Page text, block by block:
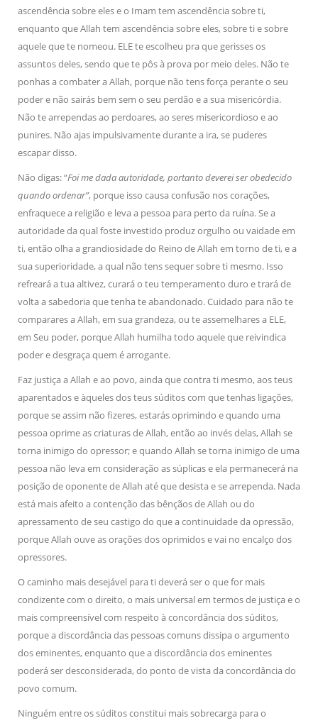
ascendência sobre eles e o Imam tem ascendência sobre ti,
enquanto que Allah tem ascendência sobre eles, sobre ti e sobre
aquele que te nomeou. ELE te escolheu pra que gerisses os
assuntos deles, sendo que te pôs à prova por meio deles. Não te
ponhas a combater a Allah, porque não tens força perante o seu
poder e não sairás bem sem o seu perdão e a sua misericórdia.
Não te arrependas ao perdoares, ao seres misericordioso e ao
punires. Não ajas impulsivamente durante a ira, se puderes
escapar disso.
Não digas: “Foi me dada autoridade, portanto deverei ser obedecido
quando ordenar”, porque isso causa confusão nos corações,
enfraquece a religião e leva a pessoa para perto da ruína. Se a
autoridade da qual foste investido produz orgulho ou vaidade em
ti, então olha a grandiosidade do Reino de Allah em torno de ti, e a
sua superioridade, a qual não tens sequer sobre ti mesmo. Isso
refreará a tua altivez, curará o teu temperamento duro e trará de
volta a sabedoria que tenha te abandonado. Cuidado para não te
comparares a Allah, em sua grandeza, ou te assemelhares a ELE,
em Seu poder, porque Allah humilha todo aquele que reivindica
poder e desgraça quem é arrogante.
Faz justiça a Allah e ao povo, ainda que contra ti mesmo, aos teus
aparentados e àqueles dos teus súditos com que tenhas ligações,
porque se assim não fizeres, estarás oprimindo e quando uma
pessoa oprime as criaturas de Allah, então ao invés delas, Allah se
torna inimigo do opressor; e quando Allah se torna inimigo de uma
pessoa não leva em consideração as súplicas e ela permanecerá na
posição de oponente de Allah até que desista e se arrependa. Nada
está mais afeito a contenção das bênçãos de Allah ou do
apressamento de seu castigo do que a continuidade da opressão,
porque Allah ouve as orações dos oprimidos e vai no encalço dos
opressores.
O caminho mais desejável para ti deverá ser o que for mais
condizente com o direito, o mais universal em termos de justiça e o
mais compreensível com respeito à concordância dos súditos,
porque a discordância das pessoas comuns dissipa o argumento
dos eminentes, enquanto que a discordância dos eminentes
poderá ser desconsiderada, do ponto de vista da concordância do
povo comum.
Ninguém entre os súditos constitui mais sobrecarga para o